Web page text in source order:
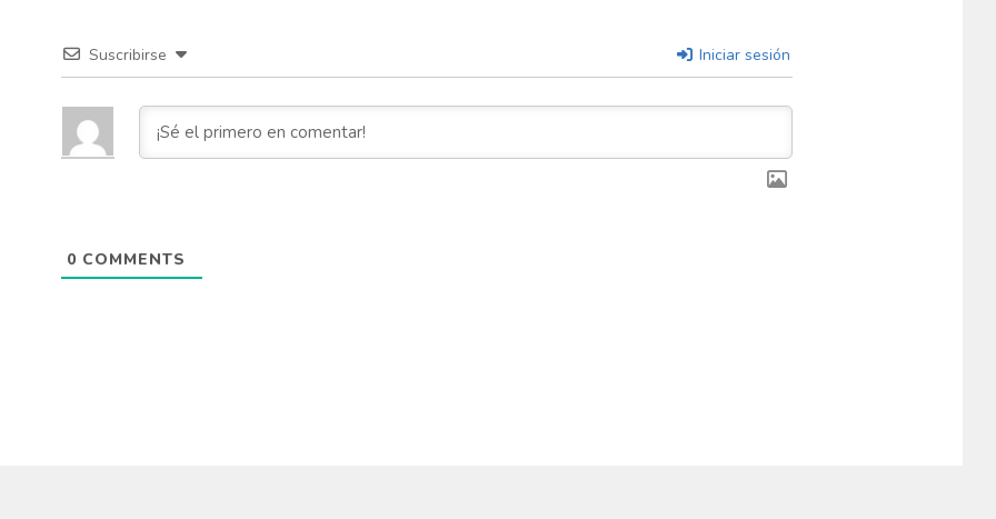
Suscribirse Iniciar sesión
0 COMMENTS